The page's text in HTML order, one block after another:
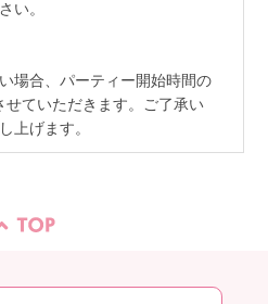
い。
場合、パーティー開始時間の
せていただきます。ご了承い
上げます。